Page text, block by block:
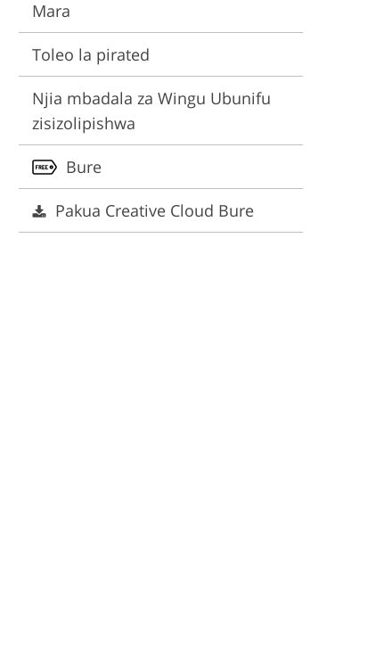
Mara
Toleo la pirated
Njia mbadala za Wingu Ubunifu
zisizolipishwa
Bure
Pakua Creative Cloud Bure